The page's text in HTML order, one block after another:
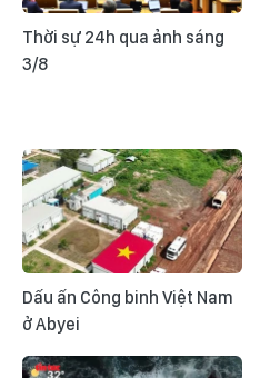
Thời sự 24h qua ảnh sáng
3/8
Dấu ấn Công binh Việt Nam
ở Abyei